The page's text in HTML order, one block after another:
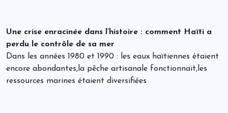
Une crise enracinée dans l’histoire : comment Haïti a
perdu le contrôle de sa mer
Dans les années 1980 et 1990 : les eaux haïtiennes étaient
encore abondantes,la pêche artisanale fonctionnait,les
ressources marines étaient diversifiées